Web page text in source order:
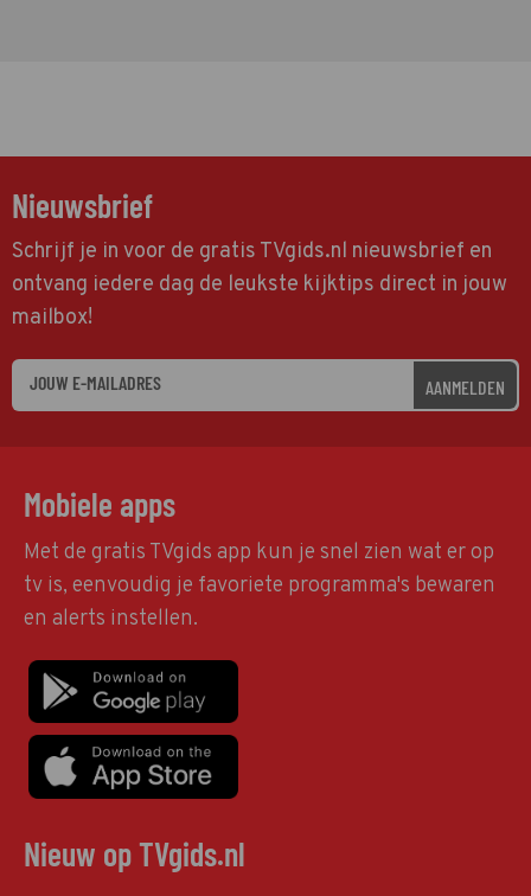
Nieuwsbrief
Schrijf je in voor de gratis TVgids.nl nieuwsbrief en
ontvang iedere dag de leukste kijktips direct in jouw
mailbox!
AANMELDEN
Mobiele apps
Met de gratis TVgids app kun je snel zien wat er op
tv is, eenvoudig je favoriete programma's bewaren
en alerts instellen.
Nieuw op TVgids.nl